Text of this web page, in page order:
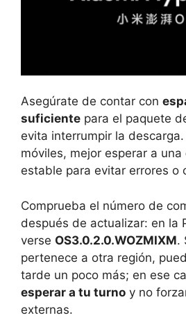
Asegúrate de contar con
suficiente para el paquete
evita interrumpir la
móviles, mejor esperar a una
estable para evitar errores o
Comprueba el número de
después de actualizar: en la
verse OS3.0.2.0.WOZMIXM.
pertenece a otra región,
tarde un poco más; en ese
esperar a tu turno y no
externas.